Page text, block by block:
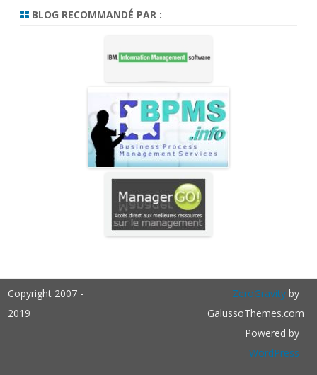
BLOG RECOMMANDÉ PAR :
Copyright 2007 -
2019
ZeroGravityby
GalussoThemes.com
Powered by
WordPress